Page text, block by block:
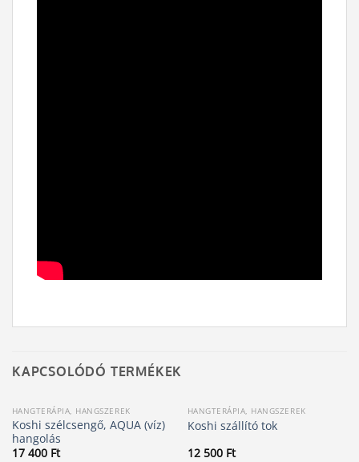
KAPCSOLÓDÓ TERMÉKEK
HANGTERÁPIA, HANGSZEREK
Koshi szélcsengő, AQUA (víz)
hangolás
17 400 Ft
ELFOGYOTT
HANGTERÁPIA, HANGSZEREK
Koshi szállító tok
12 500 Ft